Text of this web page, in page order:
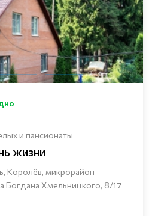
и пансионаты
жизни
Королёв, микрорайон
Богдана Хмельницкого, 8/17